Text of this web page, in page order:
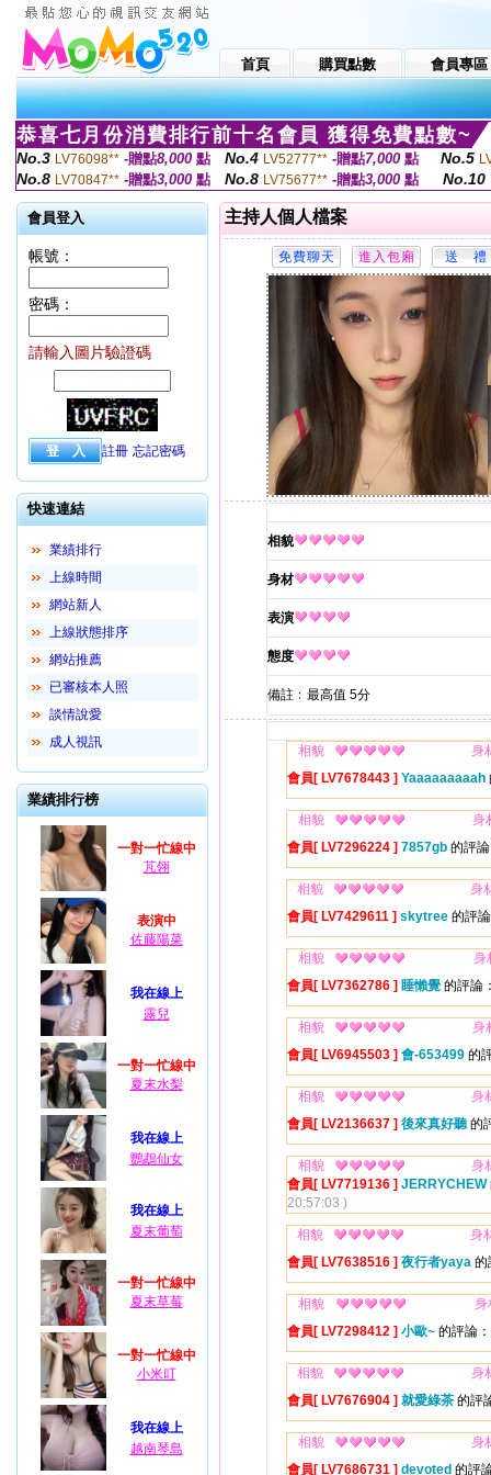
首頁 購買點數 會員專區
恭喜七月份消費排行前十名會員 獲得免費點數~
No.3 LV76098** -贈點8,000 點 No.4 LV52777** -贈點7,000 點 No.5
No.8 LV70847** -贈點3,000 點 No.8 LV75677** -贈點3,000 點 No.10
會員登入
帳號：
密碼：
請輸入圖片驗證碼
註冊 忘記密碼
快速連結
業績排行
上線時間
網站新人
上線狀態排序
網站推薦
已審核本人照
談情說愛
成人視訊
業績排行榜
一對一忙線中
芃翎
表演中
佐藤陽菜
我在線上
露兒
一對一忙線中
夏末水梨
我在線上
鸚鵡仙女
我在線上
夏末葡萄
一對一忙線中
夏末草莓
一對一忙線中
小米叮
我在線上
越南琴島
主持人個人檔案
相貌
身材
表演
態度
備註﹕最高值 5分
相貌
身
會員[ LV7678443 ] Yaaaaaaaaah
相貌
身
會員[ LV7296224 ] 7857gb 的評
相貌
身
會員[ LV7429611 ] skytree 的評
相貌
身
會員[ LV7362786 ] 睡懶覺 的評論
相貌
身
會員[ LV6945503 ] 會-653499 的
相貌
身
會員[ LV2136637 ] 後來真好聽的
相貌
身
會員[ LV7719136 ] JERRYCHEW
20:57:03 )
相貌
身
會員[ LV7638516 ] 夜行者yaya 的
相貌
身
會員[ LV7298412 ] 小歐~ 的評論
相貌
身
會員[ LV7676904 ] 就愛綠茶 的評
相貌
身
會員[ LV7686731 ] devoted 的評